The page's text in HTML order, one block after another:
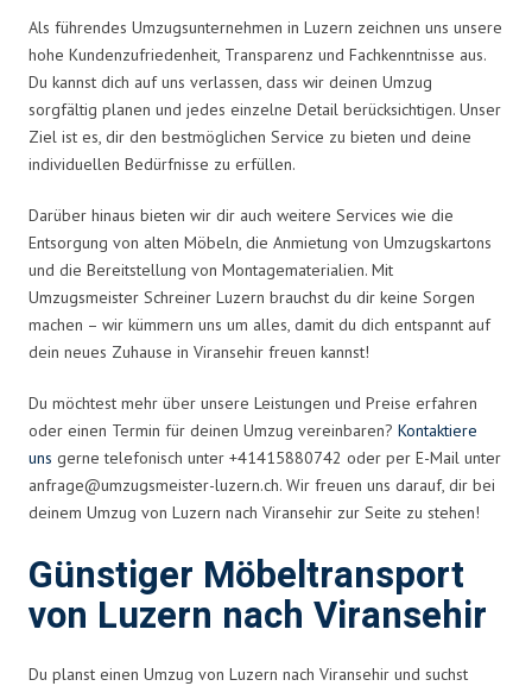
Als führendes Umzugsunternehmen in Luzern zeichnen uns unsere
hohe Kundenzufriedenheit, Transparenz und Fachkenntnisse aus.
Du kannst dich auf uns verlassen, dass wir deinen Umzug
sorgfältig planen und jedes einzelne Detail berücksichtigen. Unser
Ziel ist es, dir den bestmöglichen Service zu bieten und deine
individuellen Bedürfnisse zu erfüllen.
Darüber hinaus bieten wir dir auch weitere Services wie die
Entsorgung von alten Möbeln, die Anmietung von Umzugskartons
und die Bereitstellung von Montagematerialien. Mit
Umzugsmeister Schreiner Luzern brauchst du dir keine Sorgen
machen – wir kümmern uns um alles, damit du dich entspannt auf
dein neues Zuhause in Viransehir freuen kannst!
Du möchtest mehr über unsere Leistungen und Preise erfahren
oder einen Termin für deinen Umzug vereinbaren? Kontaktiere
uns gerne telefonisch unter +41415880742 oder per E-Mail unter
anfrage@umzugsmeister-luzern.ch. Wir freuen uns darauf, dir bei
deinem Umzug von Luzern nach Viransehir zur Seite zu stehen!
Günstiger Möbeltransport
von Luzern nach Viransehir
Du planst einen Umzug von Luzern nach Viransehir und suchst